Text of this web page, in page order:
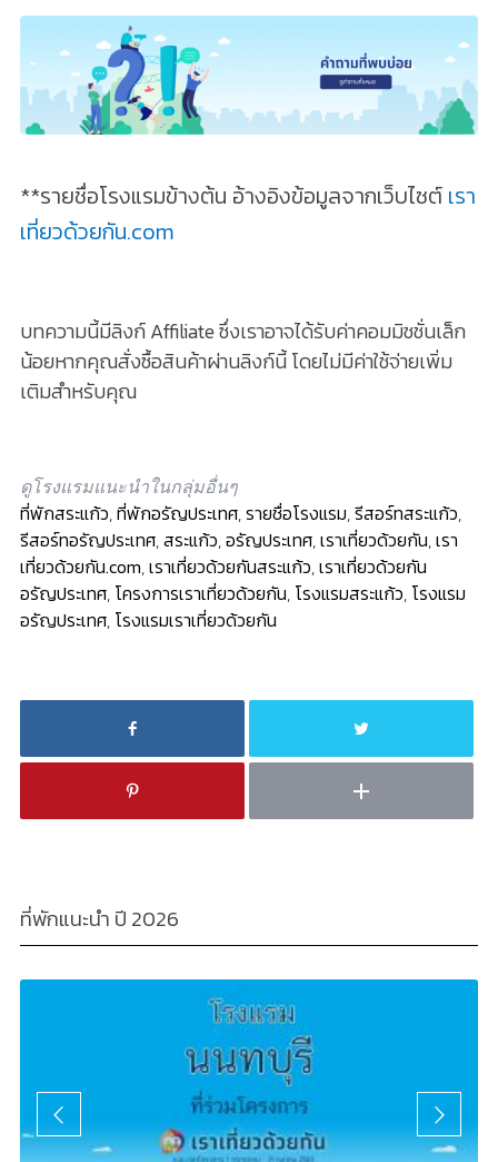
**รายชื่อโรงแรมข้างต้น อ้างอิงข้อมูลจากเว็บไซต์ เรา
เที่ยวด้วยกัน.com
บทความนี้มีลิงก์ Affiliate ซึ่งเราอาจได้รับค่าคอมมิชชั่นเล็ก
น้อยหากคุณสั่งซื้อสินค้าผ่านลิงก์นี้ โดยไม่มีค่าใช้จ่ายเพิ่ม
เติมสำหรับคุณ
ดูโรงแรมแนะนำในกลุ่มอื่นๆ
ที่พักสระแก้ว,ที่พักอรัญประเทศ,รายชื่อโรงแรม,รีสอร์ทสระแก้ว,
รีสอร์ทอรัญประเทศ,สระแก้ว,อรัญประเทศ,เราเที่ยวด้วยกัน,เรา
เที่ยวด้วยกัน.com,เราเที่ยวด้วยกันสระแก้ว,เราเที่ยวด้วยกัน
อรัญประเทศ, โครงการเราเที่ยวด้วยกัน, โรงแรมสระแก้ว, โรงแรม
อรัญประเทศ, โรงแรมเราเที่ยวด้วยกัน
ที่พักแนะนำ ปี 2026